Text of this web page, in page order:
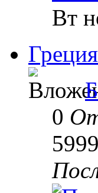
Вт
0
5999